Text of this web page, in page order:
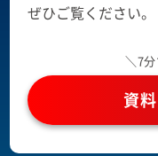
ぜひご覧ください。
＼7
資